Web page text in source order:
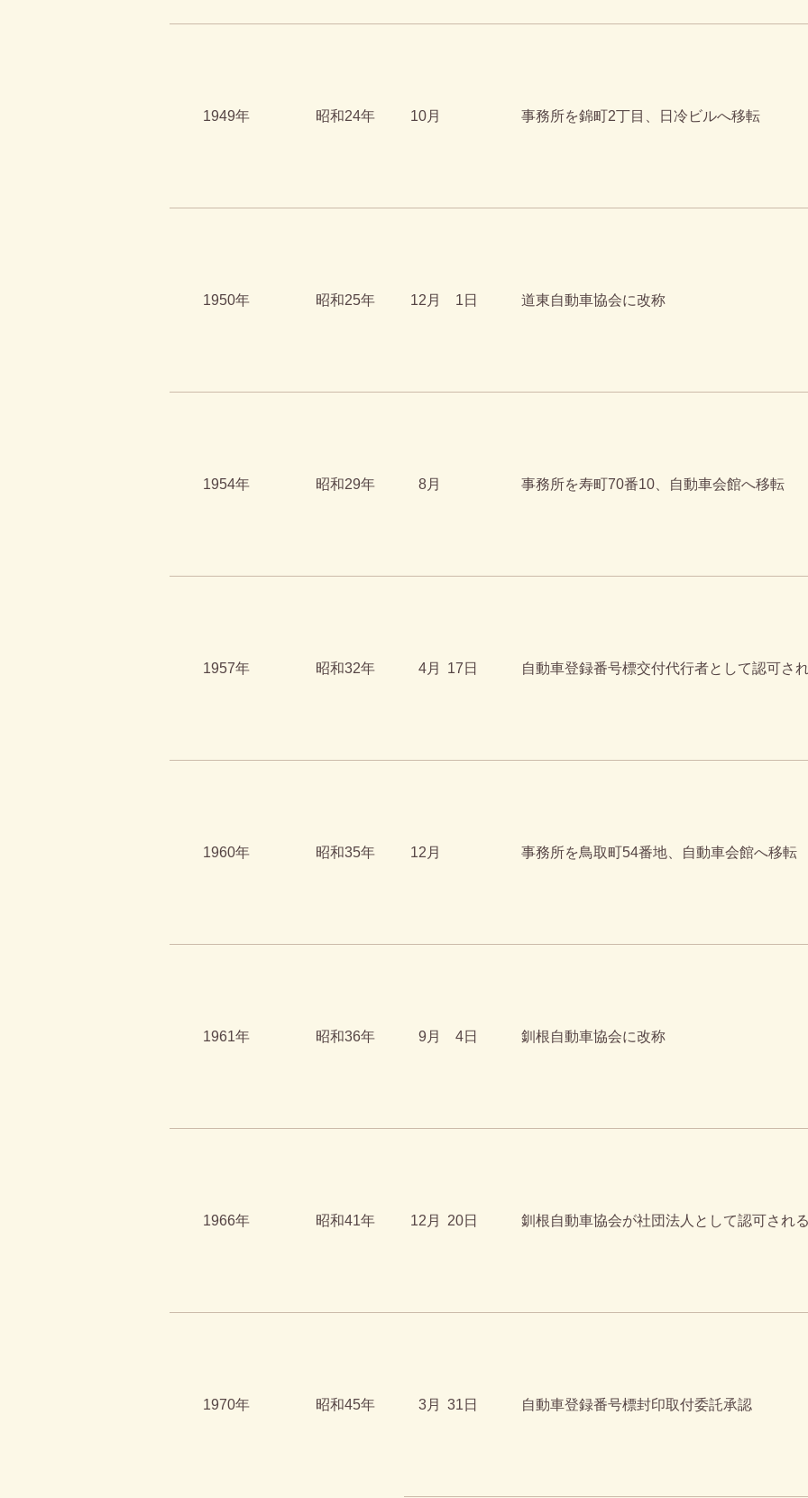
1949年 昭和24年 10月 事務所を錦町2丁目、日冷ビルへ移転
1950年 昭和25年 12月 1日 道東自動車協会に改称
1954年 昭和29年 8月 事務所を寿町70番10、自動車会館へ移転
1957年 昭和32年 4月 17日 自動車登録番号標交付代行者として認可さ
1960年 昭和35年 12月 事務所を鳥取町54番地、自動車会館へ移転
1961年 昭和36年 9月 4日 釧根自動車協会に改称
1966年 昭和41年 12月 20日 釧根自動車協会が社団法人として認可され
1970年 昭和45年 3月 31日 自動車登録番号標封印取付委託承認